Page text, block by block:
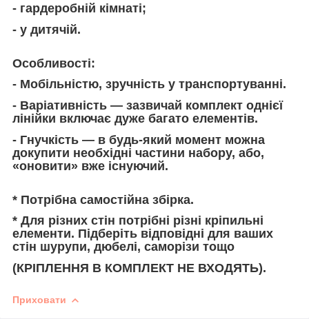
- гардеробній кімнаті;
- у дитячій.
Особливості:
- Мобільністю, зручність у транспортуванні.
- Варіативність — зазвичай комплект однієї
лінійки включає дуже багато елементів.
- Гнучкість — в будь-який момент можна
докупити необхідні частини набору, або,
«оновити» вже існуючий.
* Потрібна самостійна збірка.
* Для різних стін потрібні різні кріпильні
елементи. Підберіть відповідні для ваших
стін шурупи, дюбелі, саморізи тощо
(КРІПЛЕННЯ В КОМПЛЕКТ НЕ ВХОДЯТЬ).
Приховати